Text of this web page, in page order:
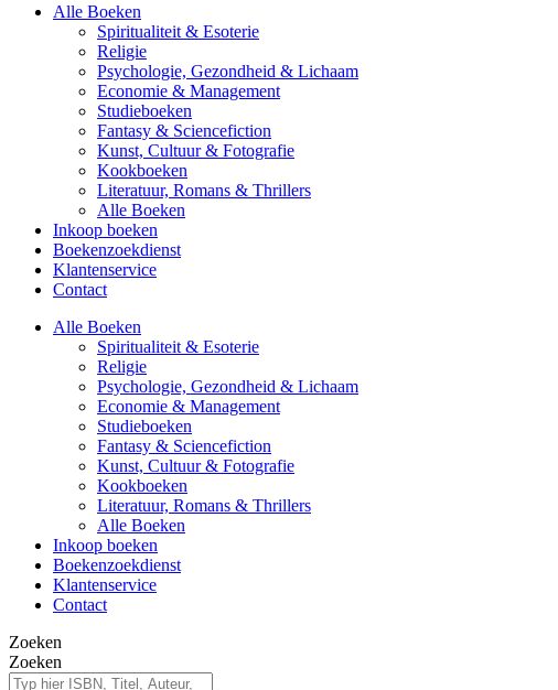
Alle Boeken
Spiritualiteit & Esoterie
Religie
Psychologie, Gezondheid & Lichaam
Economie & Management
Studieboeken
Fantasy & Sciencefiction
Kunst, Cultuur & Fotografie
Kookboeken
Literatuur, Romans & Thrillers
Alle Boeken
Inkoop boeken
Boekenzoekdienst
Klantenservice
Contact
Alle Boeken
Spiritualiteit & Esoterie
Religie
Psychologie, Gezondheid & Lichaam
Economie & Management
Studieboeken
Fantasy & Sciencefiction
Kunst, Cultuur & Fotografie
Kookboeken
Literatuur, Romans & Thrillers
Alle Boeken
Inkoop boeken
Boekenzoekdienst
Klantenservice
Contact
Zoeken
Zoeken